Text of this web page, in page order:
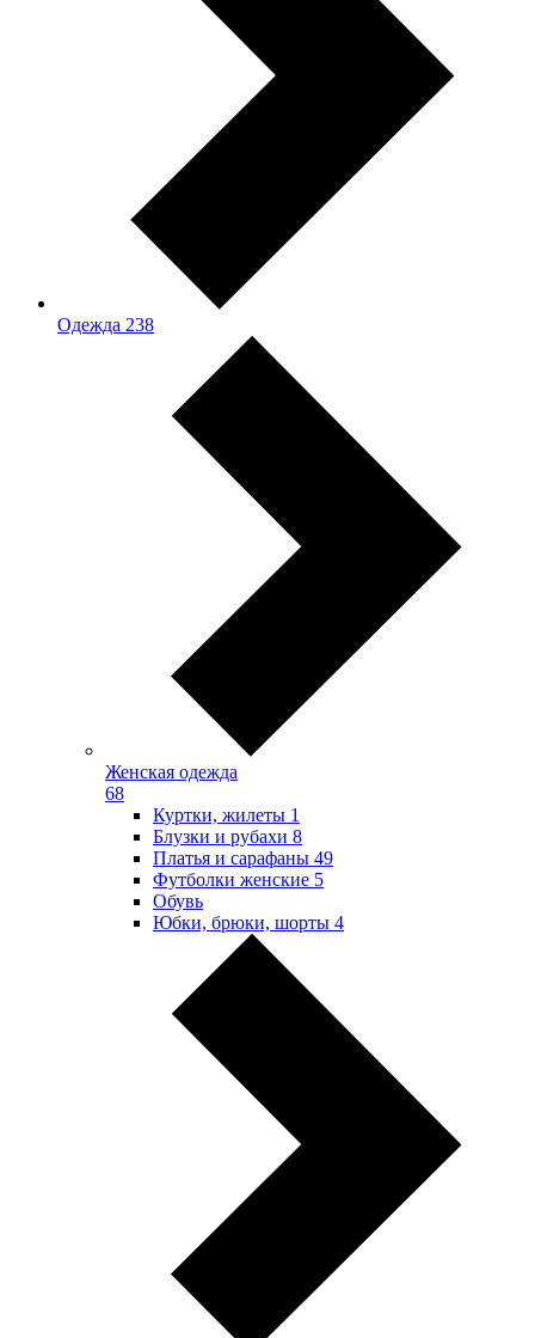
Одежда 238
Женская одежда
68
Куртки, жилеты 1
Блузки и рубахи 8
Платья и сарафаны 49
Футболки женские 5
Обувь
Юбки, брюки, шорты 4